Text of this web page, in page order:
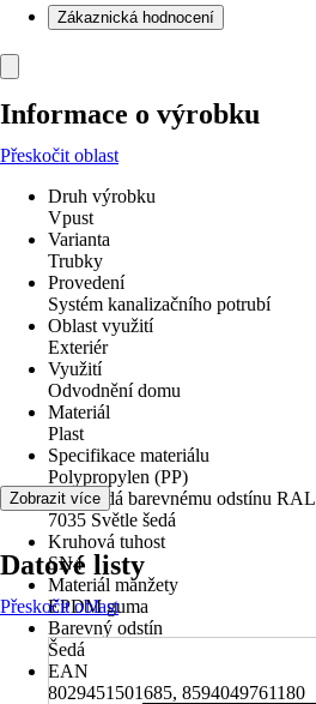
Zákaznická hodnocení
Informace o výrobku
Přeskočit oblast
Druh výrobku
Vpust
Varianta
Trubky
Provedení
Systém kanalizačního potrubí
Oblast využití
Exteriér
Využití
Odvodnění domu
Materiál
Plast
Specifikace materiálu
Polypropylen (PP)
Odpovídá barevnému odstínu RAL
7035 Světle šedá
Kruhová tuhost
SN4
Materiál manžety
EPDM guma
Barevný odstín
Šedá
EAN
8029451501685, 8594049761180
Zobrazit více
Datové listy
Přeskočit oblast